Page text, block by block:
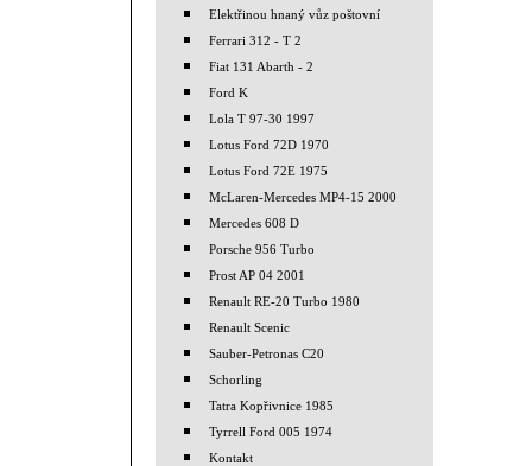
Elektřinou hnaný vůz poštovní
Ferrari 312 - T 2
Fiat 131 Abarth - 2
Ford K
Lola T 97-30 1997
Lotus Ford 72D 1970
Lotus Ford 72E 1975
McLaren-Mercedes MP4-15 2000
Mercedes 608 D
Porsche 956 Turbo
Prost AP 04 2001
Renault RE-20 Turbo 1980
Renault Scenic
Sauber-Petronas C20
Schorling
Tatra Kopřivnice 1985
Tyrrell Ford 005 1974
Kontakt